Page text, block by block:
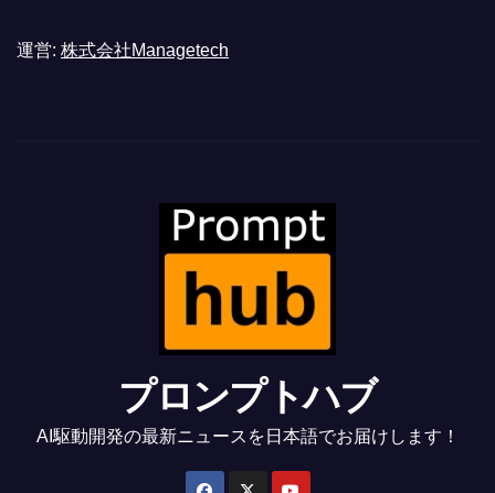
運営: 株式会社Managetech
プロンプトハブ
AI駆動開発の最新ニュースを日本語でお届けします！